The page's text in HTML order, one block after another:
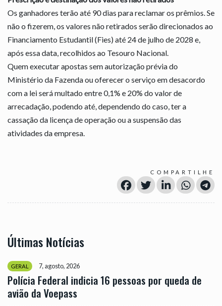
Os ganhadores terão até 90 dias para reclamar os prêmios. Se
não o fizerem, os valores não retirados serão direcionados ao
Financiamento Estudantil (Fies) até 24 de julho de 2028 e,
após essa data, recolhidos ao Tesouro Nacional.
Quem executar apostas sem autorização prévia do
Ministério da Fazenda ou oferecer o serviço em desacordo
com a lei será multado entre 0,1% e 20% do valor de
arrecadação, podendo até, dependendo do caso, ter a
cassação da licença de operação ou a suspensão das
atividades da empresa.
COMPARTILHE
Últimas Notícias
GERAL 7, agosto, 2026
Polícia Federal indicia 16 pessoas por queda de
avião da Voepass